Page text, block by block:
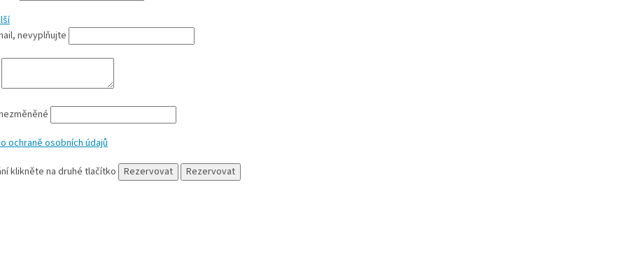
nevyplňujte
ochraně osobních údajů
klikněte na druhé tlačítko Rezervovat Rezervovat